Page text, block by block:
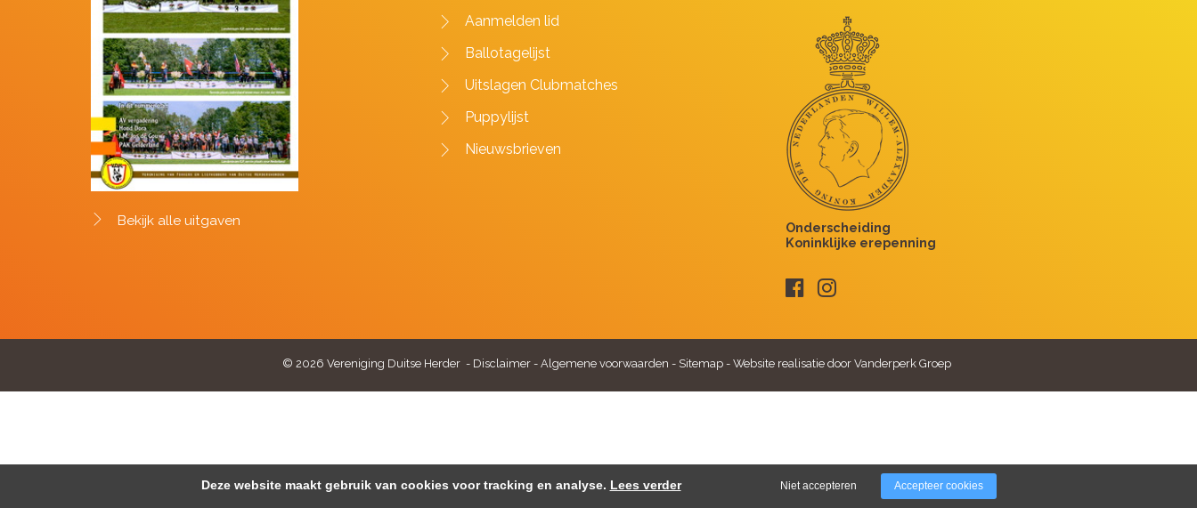
Bekijk alle uitgaven
Aanmelden lid
Ballotagelijst
Uitslagen Clubmatches
Puppylijst
Nieuwsbrieven
© 2026 Vereniging Duitse Herder - Disclaimer- Algemene voorwaarden - Sitemap- Website realisatie door Vanderperk Groep
Deze website maakt gebruik van cookies voor tracking en analyse. Lees verder Niet accepteren Accepteer cookies